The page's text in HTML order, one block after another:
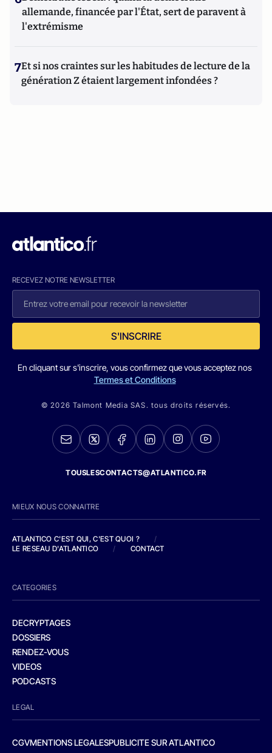
allemande, financée par l'État, sert de paravent à
l'extrémisme
7Et si nos craintes sur les habitudes de lecture de la
génération Z étaient largement infondées ?
RECEVEZ NOTRE NEWSLETTER
S'INSCRIRE
En cliquant sur s'inscrire, vous confirmez que vous acceptez nos
Termes et Conditions
© 2026 Talmont Media SAS. tous droits réservés.
TOUSLESCONTACTS@ATLANTICO.FR
MIEUX NOUS CONNAITRE
ATLANTICO C'EST QUI, C'EST QUOI ?
/
LE RESEAU D'ATLANTICO
/ CONTACT
CATEGORIES
DECRYPTAGES
DOSSIERS
RENDEZ-VOUS
VIDEOS
PODCASTS
LEGAL
CGVMENTIONS LEGALESPUBLICITE SUR ATLANTICO